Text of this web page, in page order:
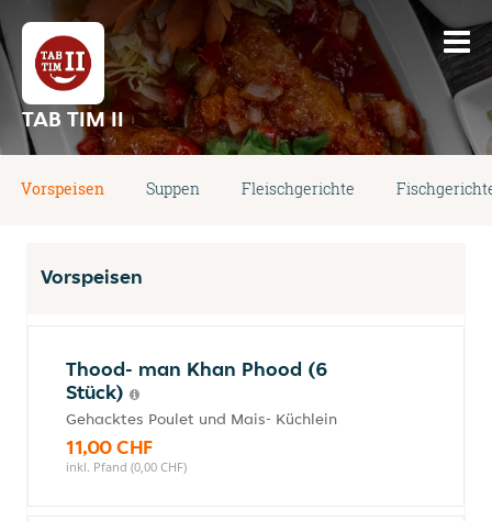
TAB TIM II
Vorspeisen Suppen Fleischgerichte
Vorspeisen
Thood- man Khan Phood (6
Stück)
Gehacktes Poulet und Mais- Küchlein
11,00 CHF
inkl. Pfand (0,00 CHF)